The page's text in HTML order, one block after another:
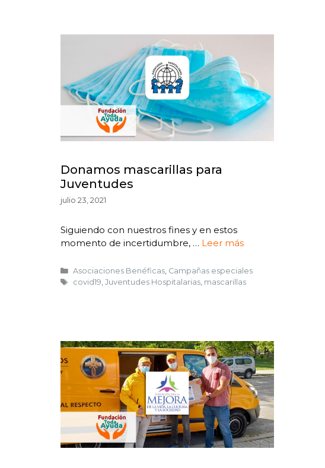
Donamos mascarillas para
Juventudes
julio 23, 2021
Siguiendo con nuestros fines y en estos
momento de incertidumbre, … Leer más
Asociaciones Benéficas, Campañas especiales
covid19 Juventudes Hospitalarias, mascarillas